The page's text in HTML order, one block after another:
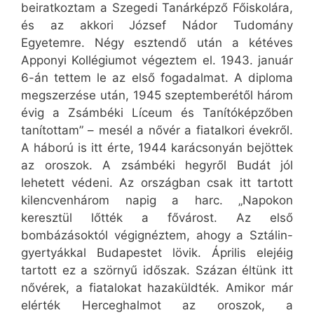
beiratkoztam a Szegedi Tanárképző Főiskolára,
és az akkori József Nádor Tudomány
Egyetemre. Négy esztendő után a kétéves
Apponyi Kollégiumot végeztem el. 1943. január
6-án tettem le az első fogadalmat. A diploma
megszerzése után, 1945 szeptemberétől három
évig a Zsámbéki Líceum és Tanítóképzőben
tanítottam” – mesél a nővér a fiatalkori évekről.
A háború is itt érte, 1944 karácsonyán bejöttek
az oroszok. A zsámbéki hegyről Budát jól
lehetett védeni. Az országban csak itt tartott
kilencvenhárom napig a harc. „Napokon
keresztül lőtték a fővárost. Az első
bombázásoktól végignéztem, ahogy a Sztálin-
gyertyákkal Budapestet lövik. Április elejéig
tartott ez a szörnyű időszak. Százan éltünk itt
nővérek, a fiatalokat hazaküldték. Amikor már
elérték Herceghalmot az oroszok, a